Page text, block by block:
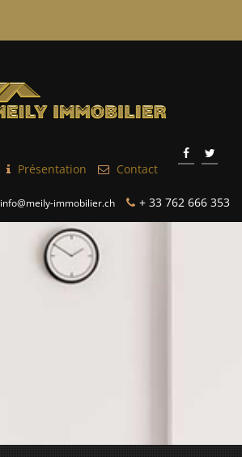
Présentation Contact
info@meily-immobilier.ch + 33 762 666 353